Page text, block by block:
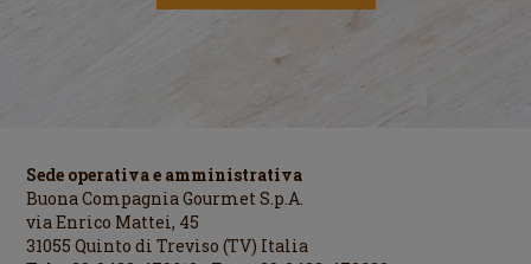
Sede operativa e amministrativa
Buona Compagnia Gourmet S.p.A.
via Enrico Mattei, 45
31055 Quinto di Treviso (TV) Italia